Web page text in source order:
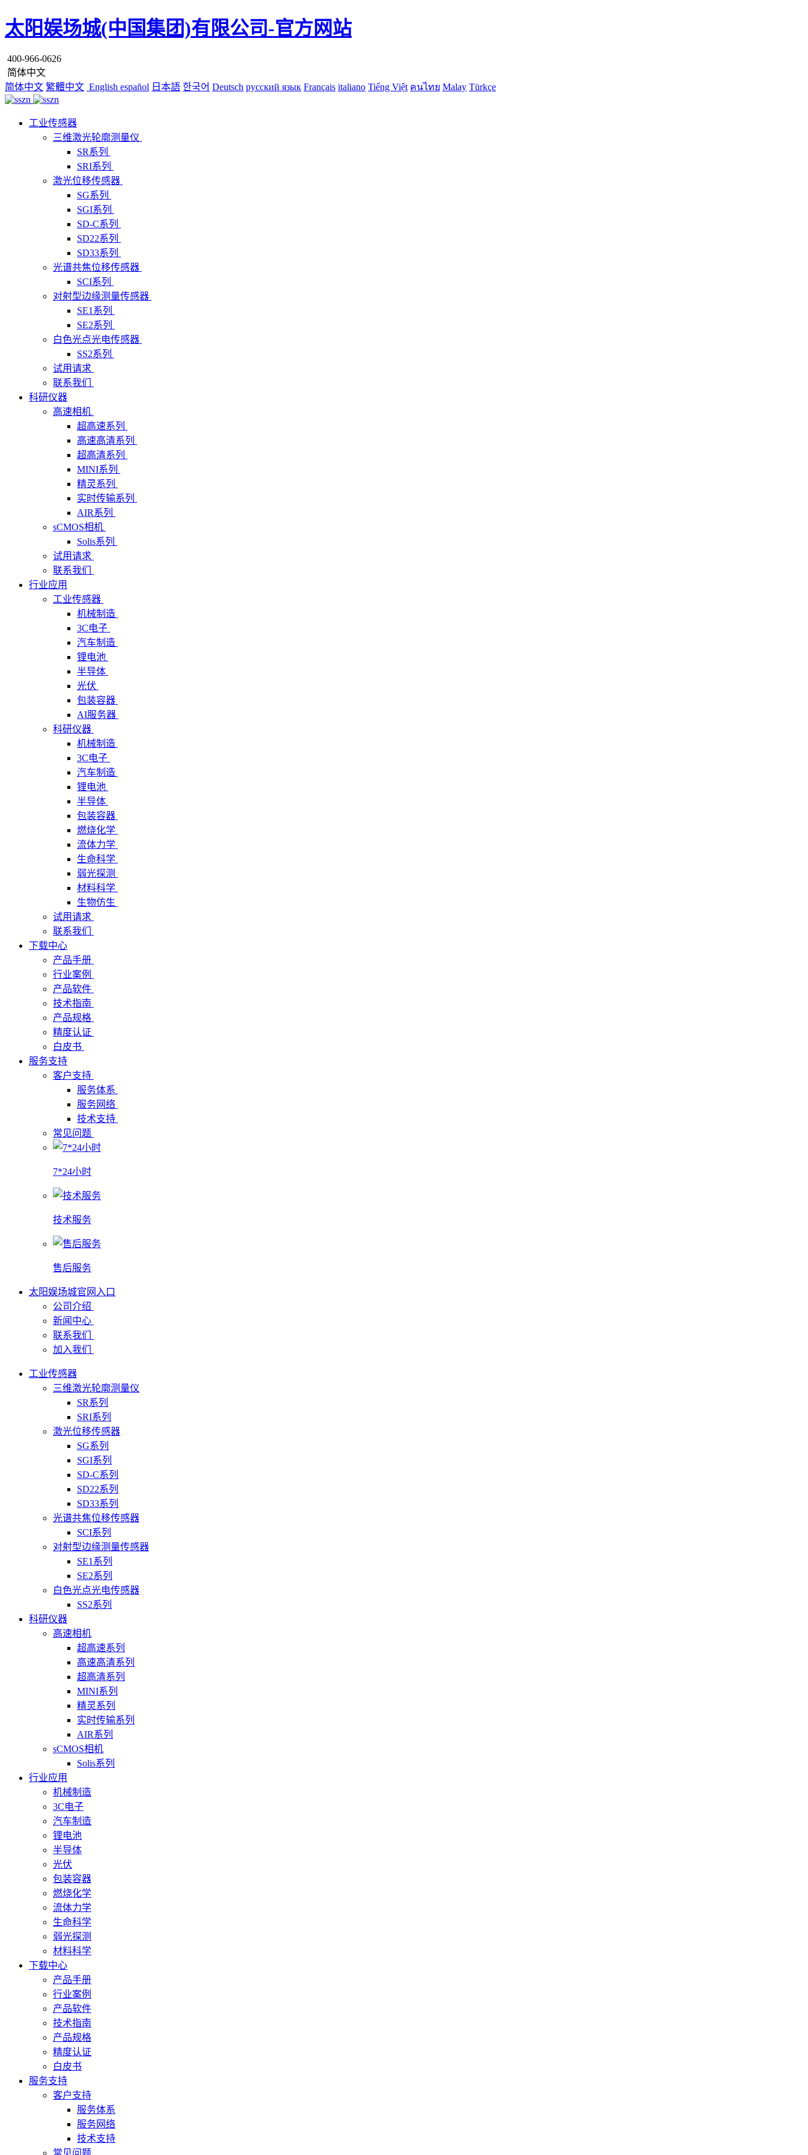
太阳娱场城(中国集团)有限公司-官方网站
400-966-0626
简体中文
简体中文 繁體中文 English español 日本語 한국어 Deutsch русский язык Français italiano Tiếng Việt คนไทย Malay Türkçe
工业传感器
三维激光轮廓测量仪
SR系列
SRI系列
激光位移传感器
SG系列
SGI系列
SD-C系列
SD22系列
SD33系列
光谱共焦位移传感器
SCI系列
对射型边缘测量传感器
SE1系列
SE2系列
白色光点光电传感器
SS2系列
试用请求
联系我们
科研仪器
高速相机
超高速系列
高速高清系列
超高清系列
MINI系列
精灵系列
实时传输系列
AIR系列
sCMOS相机
Solis系列
试用请求
联系我们
行业应用
工业传感器
机械制造
3C电子
汽车制造
锂电池
半导体
光伏
包装容器
AI服务器
科研仪器
机械制造
3C电子
汽车制造
锂电池
半导体
包装容器
燃烧化学
流体力学
生命科学
弱光探测
材料科学
生物仿生
试用请求
联系我们
下载中心
产品手册
行业案例
产品软件
技术指南
产品规格
精度认证
白皮书
服务支持
客户支持
服务体系
服务网络
技术支持
常见问题
7*24小时
技术服务
售后服务
太阳娱场城官网入口
公司介绍
新闻中心
联系我们
加入我们
工业传感器
三维激光轮廓测量仪
SR系列
SRI系列
激光位移传感器
SG系列
SGI系列
SD-C系列
SD22系列
SD33系列
光谱共焦位移传感器
SCI系列
对射型边缘测量传感器
SE1系列
SE2系列
白色光点光电传感器
SS2系列
科研仪器
高速相机
超高速系列
高速高清系列
超高清系列
MINI系列
精灵系列
实时传输系列
AIR系列
sCMOS相机
Solis系列
行业应用
机械制造
3C电子
汽车制造
锂电池
半导体
光伏
包装容器
燃烧化学
流体力学
生命科学
弱光探测
材料科学
下载中心
产品手册
行业案例
产品软件
技术指南
产品规格
精度认证
白皮书
服务支持
客户支持
服务体系
服务网络
技术支持
常见问题